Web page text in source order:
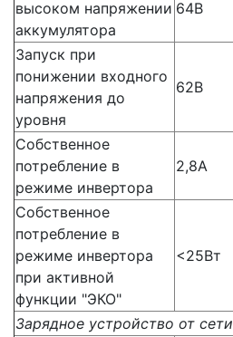
высоком напряжении
аккумулятора
64В
Запуск при
понижении входного
напряжения до
уровня
62В
Собственное
потребление в
режиме инвертора
2,8А
Собственное
потребление в
режиме инвертора
при активной
функции "ЭКО"
<25Вт
Зарядное устройство от сети